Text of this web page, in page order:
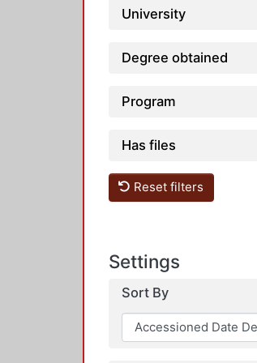
University
Degree obtained
Program
Has files
Reset filters
Settings
Sort By